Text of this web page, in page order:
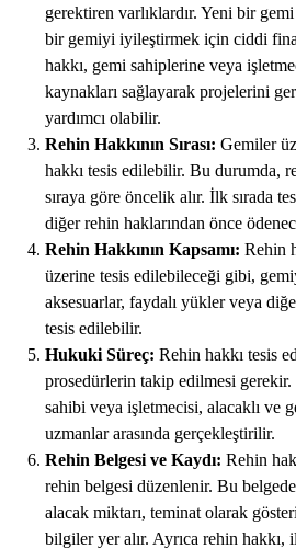
gerektiren varlıklardır. Yeni bir
bir gemiyi iyileştirmek için ciddi
hakkı, gemi sahiplerine veya
kaynakları sağlayarak projelerini
yardımcı olabilir.
Rehin Hakkının Sırası: Gemiler
hakkı tesis edilebilir. Bu durumda,
sıraya göre öncelik alır. İlk sırada
diğer rehin haklarından önce
Rehin Hakkının Kapsamı: Rehin
üzerine tesis edilebileceği gibi,
aksesuarlar, faydalı yükler veya
tesis edilebilir.
Hukuki Süreç: Rehin hakkı tesis
prosedürlerin takip edilmesi
sahibi veya işletmecisi, alacaklı ve
uzmanlar arasında gerçekleştirilir.
Rehin Belgesi ve Kaydı: Rehin
rehin belgesi düzenlenir. Bu
alacak miktarı, teminat olarak
bilgiler yer alır. Ayrıca rehin